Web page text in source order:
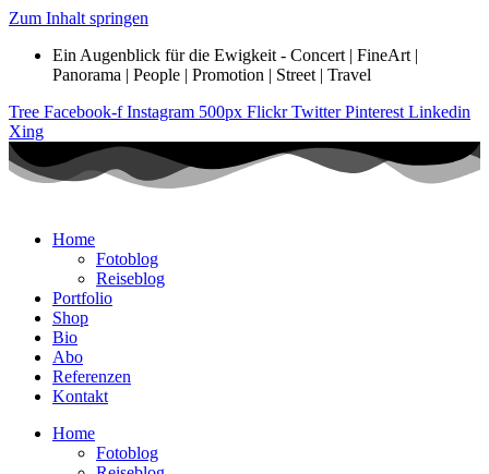
Zum Inhalt springen
Ein Augenblick für die Ewigkeit - Concert | FineArt |
Panorama | People | Promotion | Street | Travel
Tree Facebook-f Instagram 500px Flickr Twitter Pinterest Linkedin
Xing
Home
Fotoblog
Reiseblog
Portfolio
Shop
Bio
Abo
Referenzen
Kontakt
Home
Fotoblog